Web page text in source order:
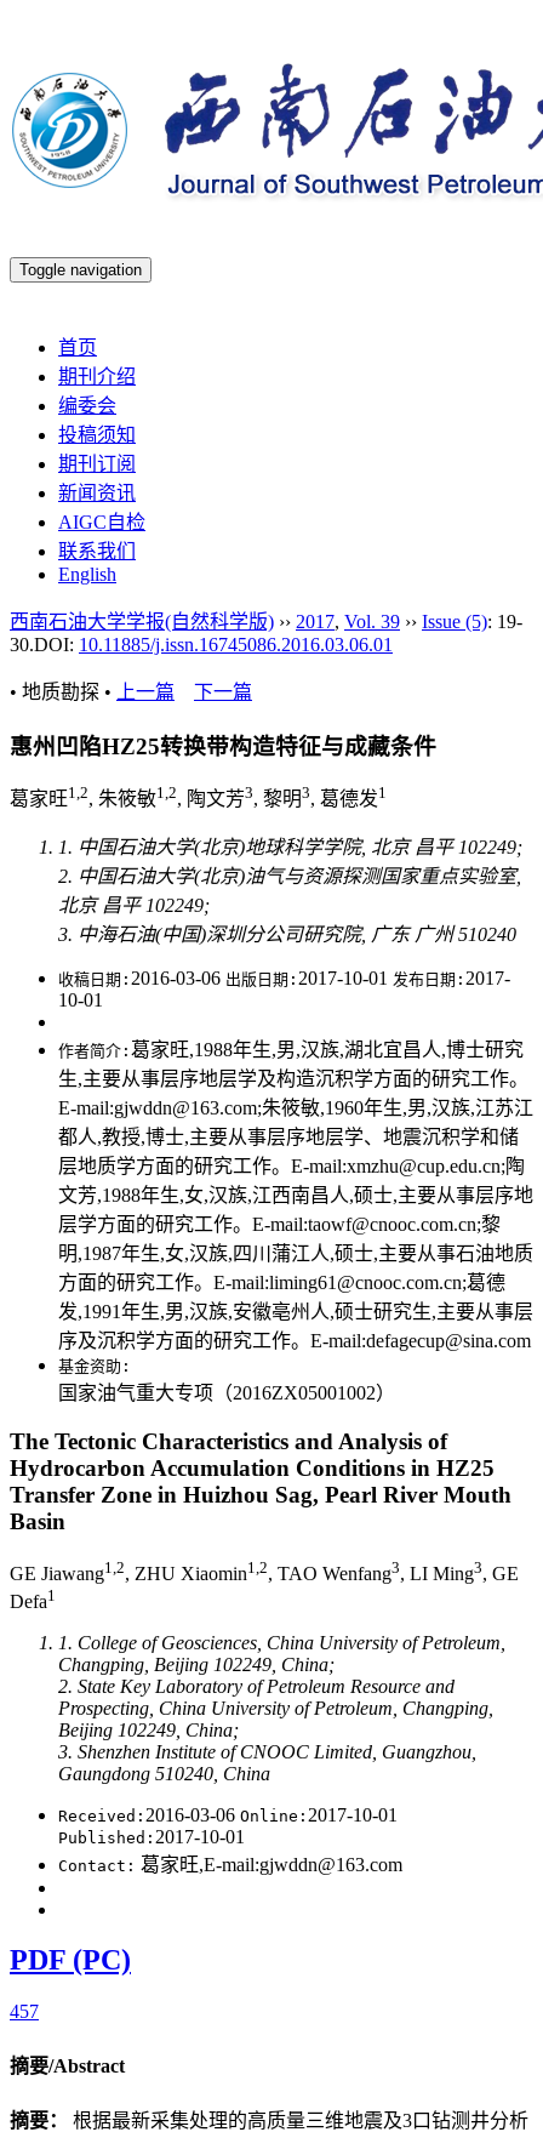
Toggle navigation
首页
期刊介绍
编委会
投稿须知
期刊订阅
新闻资讯
AIGC自检
联系我们
English
西南石油大学学报(自然科学版) ›› 2017, Vol. 39 ›› Issue (5): 19-
30.DOI: 10.11885/j.issn.16745086.2016.03.06.01
• 地质勘探 • 上一篇 下一篇
惠州凹陷HZ25转换带构造特征与成藏条件
葛家旺1,2, 朱筱敏1,2, 陶文芳3, 黎明3, 葛德发1
1. 中国石油大学(北京)地球科学学院, 北京 昌平 102249;
2. 中国石油大学(北京)油气与资源探测国家重点实验室,
北京 昌平 102249;
3. 中海石油(中国)深圳分公司研究院, 广东 广州 510240
收稿日期: 2016-03-06 出版日期: 2017-10-01 发布日期: 2017-
10-01
作者简介: 葛家旺,1988年生,男,汉族,湖北宜昌人,博士研究
生,主要从事层序地层学及构造沉积学方面的研究工作。
E-mail:gjwddn@163.com;朱筱敏,1960年生,男,汉族,江苏江
都人,教授,博士,主要从事层序地层学、地震沉积学和储
层地质学方面的研究工作。E-mail:xmzhu@cup.edu.cn;陶
文芳,1988年生,女,汉族,江西南昌人,硕士,主要从事层序地
层学方面的研究工作。E-mail:taowf@cnooc.com.cn;黎
明,1987年生,女,汉族,四川蒲江人,硕士,主要从事石油地质
方面的研究工作。E-mail:liming61@cnooc.com.cn;葛德
发,1991年生,男,汉族,安徽亳州人,硕士研究生,主要从事层
序及沉积学方面的研究工作。E-mail:defagecup@sina.com
基金资助:
国家油气重大专项（2016ZX05001002）
The Tectonic Characteristics and Analysis of
Hydrocarbon Accumulation Conditions in HZ25
Transfer Zone in Huizhou Sag, Pearl River Mouth
Basin
GE Jiawang1,2, ZHU Xiaomin1,2, TAO Wenfang3, LI Ming3, GE
Defa1
1. College of Geosciences, China University of Petroleum,
Changping, Beijing 102249, China;
2. State Key Laboratory of Petroleum Resource and
Prospecting, China University of Petroleum, Changping,
Beijing 102249, China;
3. Shenzhen Institute of CNOOC Limited, Guangzhou,
Gaungdong 510240, China
Received: 2016-03-06 Online: 2017-10-01
Published: 2017-10-01
Contact: 葛家旺,E-mail:gjwddn@163.com
PDF (PC)
457
摘要/Abstract
摘要： 根据最新采集处理的高质量三维地震及3口钻测井分析